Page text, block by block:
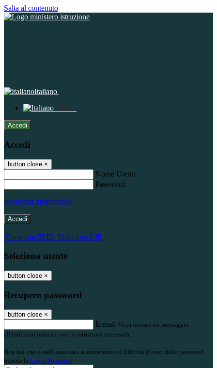
Salta al contenuto
Italiano
Italiano
Accedi
Accedi
button close ×
Nome Utente
Password
Password dimenticata?
-
Entra con SPID Entra con CIE
Seleziona utente
button close ×
Recupero password
button close ×
E-mail Verrà inviato un messaggio
all'indirizzo indicato con le istruzioni necessarie.
Non hai una e-mail associata al nome utente? Effettua il reset della password
tramite la Login Spaggiari